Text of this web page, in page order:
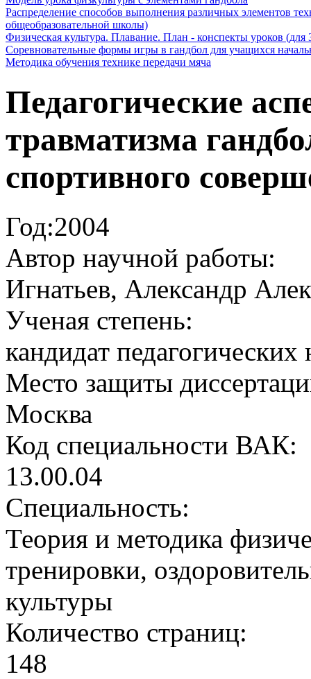
Распределение способов выполнения различных элементов
общеобразовательной школы)
Физическая культура. Плавание. План - конспекты уроков (для
Соревновательные формы игры в гандбол для учащихся
Методика обучения технике передачи мяча
Педагогические
травматизма
спортивного
Год:2004
Автор научной работы:
Игнатьев, Александр
Ученая cтепень:
кандидат педагогических
Место защиты
Москва
Код cпециальности ВАК:
13.00.04
Специальность:
Теория и методика
тренировки,
культуры
Количество cтраниц:
148